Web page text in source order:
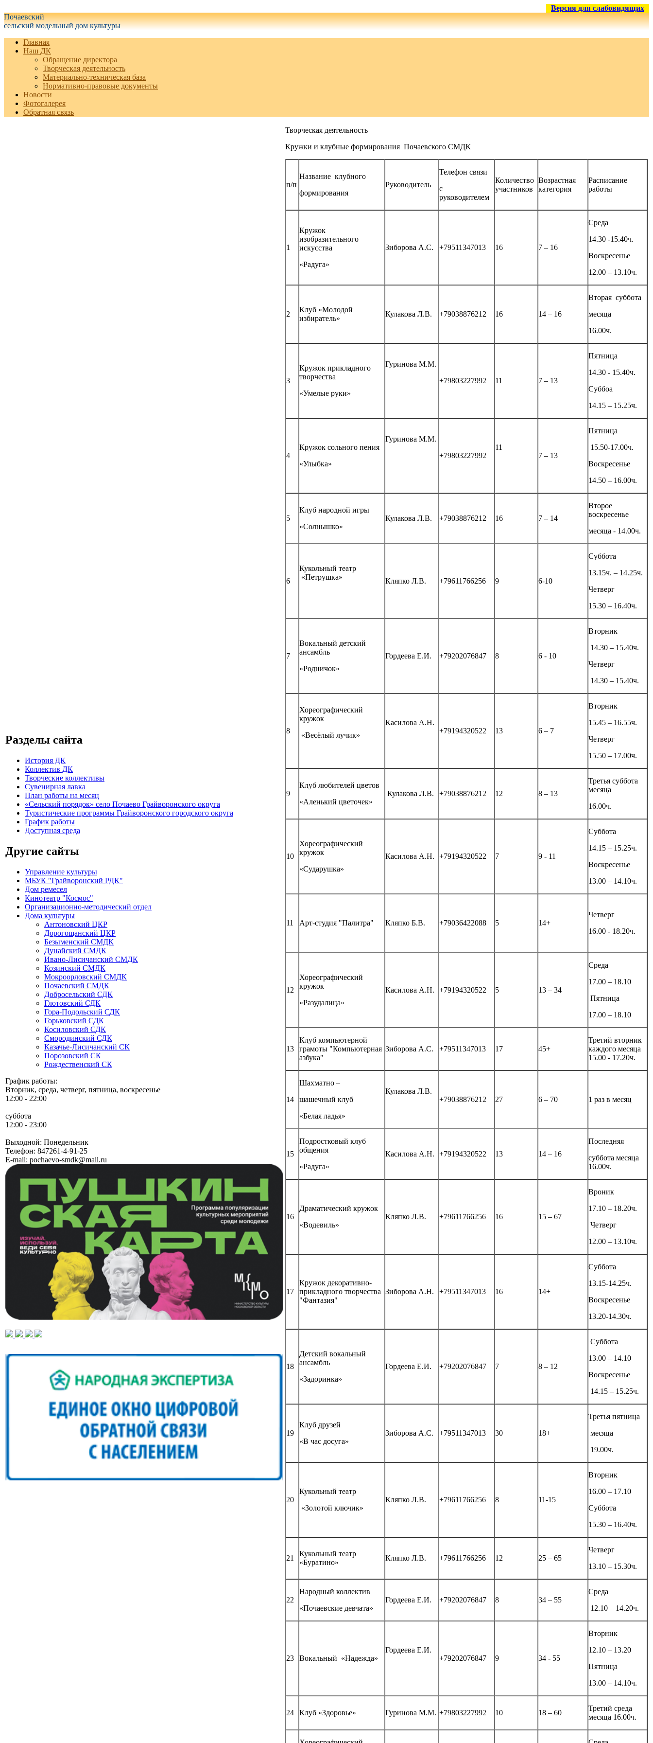
Версия для слабовидящих
Почаевский
сельский модельный дом культуры
Главная
Наш ДК
Обращение директора
Творческая деятельность
Материально-техническая база
Нормативно-правовые документы
Новости
Фотогалерея
Обратная связь
Разделы сайта
История ДК
Коллектив ДК
Творческие коллективы
Сувенирная лавка
План работы на месяц
«Сельский порядок» село Почаево Грайворонского округа
Туристические программы Грайворонского городского округа
График работы
Доступная среда
Другие сайты
Управление культуры
МБУК "Грайворонский РДК"
Дом ремесел
Кинотеатр "Космос"
Организационно-методический отдел
Дома культуры
Антоновский ЦКР
Дорогощанский ЦКР
Безыменский СМДК
Дунайский СМДК
Ивано-Лисичанский СМДК
Козинский СМДК
Мокроорловский СМДК
Почаевский СМДК
Добросельский СДК
Глотовский СДК
Гора-Подольский СДК
Горьковский СДК
Косиловский СДК
Смородинский СДК
Казачье-Лисичанский СК
Порозовский СК
Рождественский СК
График работы:
Вторник, среда, четверг, пятница, воскресенье
12:00 - 22:00
суббота
12:00 - 23:00
Выходной: Понедельник
Телефон: 847261-4-91-25
E-mail: pochaevo-smdk@mail.ru
Творческая деятельность
Кружки и клубные формирования Почаевского СМДК
п/п
Название клубного
формирования
Руководитель
Телефон связи
с
руководителем
Количество
участников
Возрастная
категория
Расписание
работы
1
Кружок
изобразительного
искусства
«Радуга»
Зиборова А.С. +79511347013 16 7 – 16
Cреда
14.30 -15.40ч.
Воскресенье
12.00 – 13.10ч.
2
Клуб «Молодой
избиратель»
Кулакова Л.В. +79038876212 16 14 – 16
Вторая cуббота
месяца
16.00ч.
3
Кружок прикладного
творчества
«Умелые руки»
Гуринова М.М.
+79803227992
11 7 – 13
Пятница
14.30 - 15.40ч.
Суббоа
14.15 – 15.25ч.
4
Кружок сольного пения
«Улыбка»
Гуринова М.М.
+79803227992
11
7 – 13
Пятница
15.50-17.00ч.
Воскресенье
14.50 – 16.00ч.
5
Клуб народной игры
«Солнышко»
Кулакова Л.В. +79038876212 16 7 – 14
Второе
воскресенье
месяца - 14.00ч.
6
Кукольный театр
«Петрушка»
Кляпко Л.В. +79611766256 9 6-10
Суббота
13.15ч. – 14.25ч.
Четверг
15.30 – 16.40ч.
7
Вокальный детский
ансамбль
«Родничок»
Гордеева Е.И. +79202076847 8 6 - 10
Вторник
14.30 – 15.40ч.
Четверг
14.30 – 15.40ч.
8
Хореографический
кружок
«Весёлый лучик»
Касилова А.Н.
+79194320522
13 6 – 7
Вторник
15.45 – 16.55ч.
Четверг
15.50 – 17.00ч.
9
Клуб любителей цветов
«Аленький цветочек»
Кулакова Л.В. +79038876212 12 8 – 13
Третья суббота
месяца
16.00ч.
10
Хореографический
кружок
«Сударушка»
Касилова А.Н. +79194320522 7 9 - 11
Суббота
14.15 – 15.25ч.
Воскресенье
13.00 – 14.10ч.
11 Арт-студия "Палитра" Кляпко Б.В. +79036422088 5 14+
Четверг
16.00 - 18.20ч.
12
Хореографический
кружок
«Разудалица»
Касилова А.Н. +79194320522 5 13 – 34
Среда
17.00 – 18.10
Пятница
17.00 – 18.10
13
Клуб компьютерной
грамоты "Компьютерная
азбука"
Зиборова А.С. +79511347013 17 45+
Третий вторник
каждого месяца
15.00 - 17.20ч.
14
Шахматно –
шашечный клуб
«Белая ладья»
Кулакова Л.В.
+79038876212
27 6 – 70 1 раз в месяц
15
Подростковый клуб
общения
«Радуга»
Касилова А.Н. +79194320522 13 14 – 16
Последняя
суббота месяца
16.00ч.
16
Драматический кружок
«Водевиль»
Кляпко Л.В. +79611766256 16 15 – 67
Вроник
17.10 – 18.20ч.
Четверг
12.00 – 13.10ч.
17
Кружок декоративно-
прикладного творчества
"Фантазия"
Зиборова А.Н. +79511347013 16 14+
Суббота
13.15-14.25ч.
Воскресенье
13.20-14.30ч.
18
Детский вокальный
ансамбль
«Задоринка»
Гордеева Е.И. +79202076847 7 8 – 12
Суббота
13.00 – 14.10
Воскресенье
14.15 – 15.25ч.
19
Клуб друзей
«В час досуга»
Зиборова А.С. +79511347013 30 18+
Третья пятница
месяца
19.00ч.
20
Кукольный театр
«Золотой ключик»
Кляпко Л.В. +79611766256 8 11-15
Вторник
16.00 – 17.10
Суббота
15.30 – 16.40ч.
21
Кукольный театр
«Буратино»
Кляпко Л.В. +79611766256 12 25 – 65
Четверг
13.10 – 15.30ч.
22
Народный коллектив
«Почаевские девчата»
Гордеева Е.И. +79202076847 8 34 – 55
Среда
12.10 – 14.20ч.
23 Вокальный «Надежда»
Гордеева Е.И.
+79202076847
9 34 - 55
Вторник
12.10 – 13.20
Пятница
13.00 – 14.10ч.
24 Клуб «Здоровье» Гуринова М.М. +79803227992 10 18 – 60
Третий среда
месяца 16.00ч.